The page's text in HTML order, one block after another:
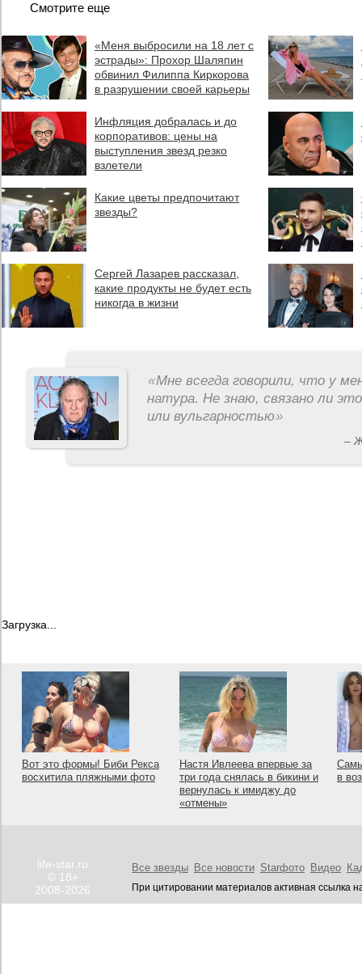
Смотрите еще
«Меня выбросили на 18 лет с
эстрады»: Прохор Шаляпин
обвинил Филиппа Киркорова
в разрушении своей карьеры
Инфляция добралась и до
корпоративов: цены на
выступления звезд резко
взлетели
Какие цветы предпочитают
звезды?
Сергей Лазарев рассказал,
какие продукты не будет есть
никогда в жизни
«Мне всегда говорили, что у
натура. Не знаю, связано ли
или вульгарностью»
–
Загрузка...
Вот это формы! Биби Рекса
восхитила пляжными фото
Настя Ивлеева впервые за
три года снялась в бикини и
вернулась к имиджу до
«отмены»
в
life-star.ru
© 18+
2008-2026
Все звезды Все новости Starфото Видео
При цитировании материалов активная ссылка